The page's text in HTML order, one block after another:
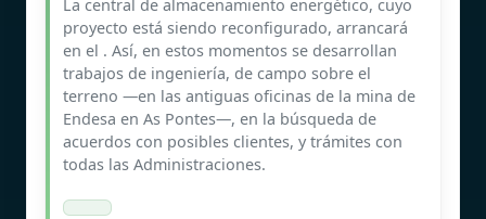
La central de almacenamiento energético, cuyo
proyecto está siendo reconfigurado, arrancará
en el . Así, en estos momentos se desarrollan
trabajos de ingeniería, de campo sobre el
terreno —en las antiguas oficinas de la mina de
Endesa en As Pontes—, en la búsqueda de
acuerdos con posibles clientes, y trámites con
todas las Administraciones.